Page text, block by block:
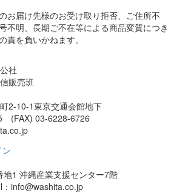
お届け先様のお受け取り拒否、ご住所不
不明、長期ご不在等による商品変質につき
責を負いかねます。
社
販売班
2-10-1東京交通会館地下
(FAX) 03-6228-6726
1 沖縄産業支援センター7階
info@washita.co.jp